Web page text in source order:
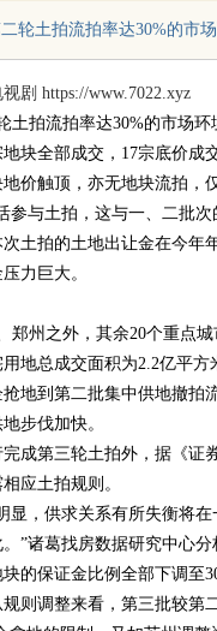
轮土拍流拍率达30%的市
剧 https://www.7022.xyz
拍流拍率达30%的市场环
全部成交，17宗底价成
价触顶，亦无地块流拍，
与土拍，这与一、二批次
土拍的土地出让金在今年
力巨大。
州之外，其余20个重点城
地总成交面积为2.2亿平方
到第二批集中供地撤拍流
步伐加快。
第三轮土拍外，据《证
应土拍规则。
，供求关系有所失衡将在
”诸葛找房数据研究中心
的保证金比例全部下调至
调整来看，第三批较第
武汉配眼镜 上海配